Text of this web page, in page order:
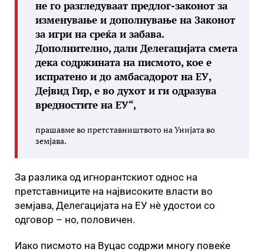
не го разгледуваат предлог-законот за
изменување и дополнување на Законот
за игри на среќа и забава.
Дополнително, дали Делегацијата смета
дека содржината на писмото, кое е
испратено и до амбасадорот на ЕУ,
Дејвид Гир, е во духот и ги одразува
вредностите на ЕУ“,
прашавме во претставништвото на Унијата во
земјава.
За разлика од игнорантскиот однос на
претставниците на највисоките власти во
земјава, Делегацијата на ЕУ нè удостои со
одговор – но, половичен.
Иако писмото на Вуцас содржи многу повеќе